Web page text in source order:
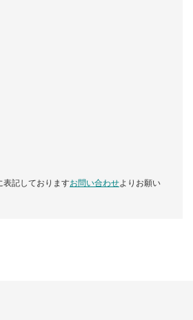
表記しておりますお問い合わせよりお願い